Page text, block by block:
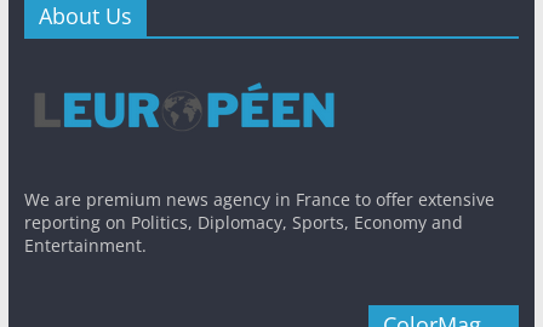
About Us
We are premium news agency in France to offer extensive
reporting on Politics, Diplomacy, Sports, Economy and
Entertainment.